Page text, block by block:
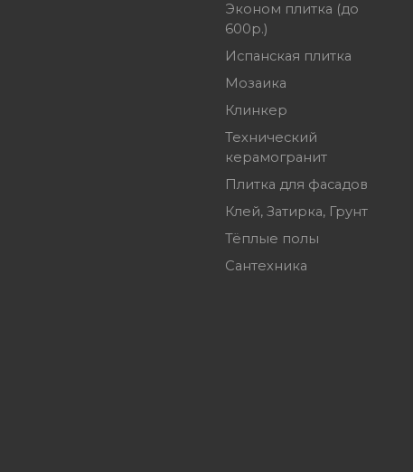
Эконом плитка (до
600р.)
Испанская плитка
Мозаика
Клинкер
Технический
керамогранит
Плитка для фасадов
Клей, Затирка, Грунт
Тёплые полы
Сантехника